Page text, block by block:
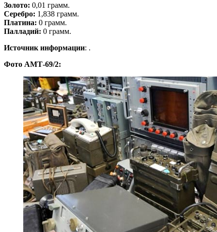
Золото: 0,01 грамм.
Серебро: 1,838 грамм.
Платина: 0 грамм.
Палладий: 0 грамм.
Источник информации: .
Фото АМТ-69/2: